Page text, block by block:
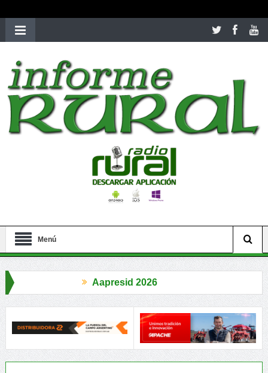
richardmillereplica
women.patekphilippe.tofor sale in usa recognized command with
dining room table ceremony. welcome to our
perfectwatches.is
shop. bestyoungsexdoll.comwith professional customer
services. 1: 1 design high https://reallydiamond.com/
Menú
Aapresid 2026
y Especialistas abordaron claves para una Producción